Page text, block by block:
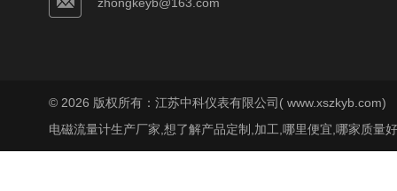
© 2026 版权所有：江苏中科仪表有限公司( www.xszkyb.com)
电磁流量计生产厂家,想了解产品定制,加工,哪里便宜,哪家质量